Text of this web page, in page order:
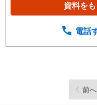
資料を
電話
前へ